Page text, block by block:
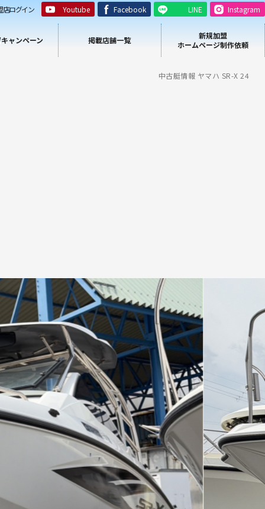
店ログイン Youtube Facebook LINE Instagram
ャンペーン 掲載店舗一覧
新規加盟
ホームページ制作依頼
中古艇情報 ヤマハ SR-X 24